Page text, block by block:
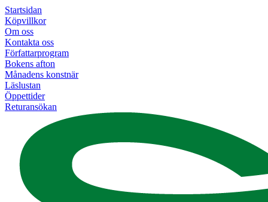
Startsidan
Köpvillkor
Om oss
Kontakta oss
Författarprogram
Bokens afton
Månadens konstnär
Läslustan
Öppettider
Returansökan